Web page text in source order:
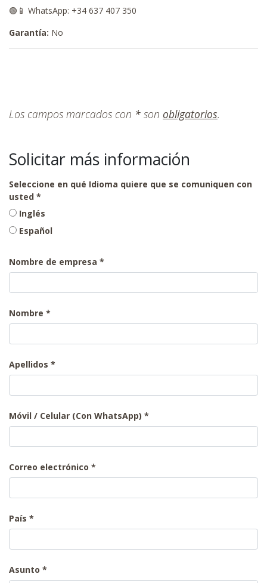
🟢📱 WhatsApp: +34 637 407 350
Garantía: No
Los campos marcados con * son obligatorios.
Solicitar más información
Seleccione en qué Idioma quiere que se comuniquen con
usted
Inglés
Español
Nombre de empresa
Nombre
Apellidos
Móvil / Celular (Con WhatsApp)
Correo electrónico
País
Asunto